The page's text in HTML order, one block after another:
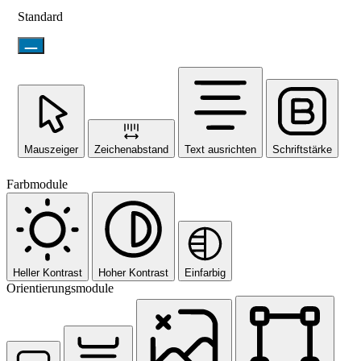
Standard
Mauszeiger Zeichenabstand Text ausrichten Schriftstärke
Farbmodule
Heller Kontrast Hoher Kontrast Einfarbig
Orientierungsmodule